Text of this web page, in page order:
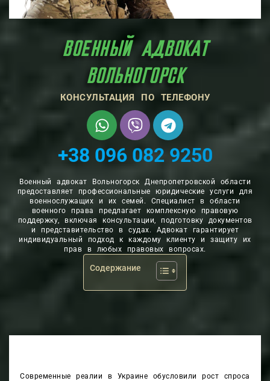
ВОЕННЫЙ АДВОКАТ
ВОЛЬНОГОРСК
КОНСУЛЬТАЦИЯ ПО ТЕЛЕФОНУ
+38 096 082 9250
Военный адвокат Вольногорск Днепропетровской области
предоставляет профессиональные юридические услуги для
военнослужащих и их семей. Специалист в области
военного права предлагает комплексную правовую
поддержку, включая консультации, подготовку документов
и представительство в судах. Адвокат гарантирует
индивидуальный подход к каждому клиенту и защиту их
прав в любых правовых вопросах.
Содержание
Современные реалии в Украине обусловили рост спроса